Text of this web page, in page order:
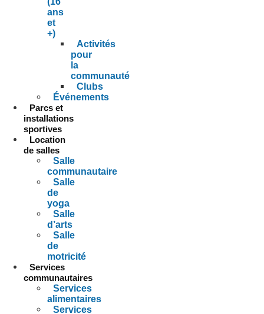
ans
et
+)
Activités
pour
la
communauté
Clubs
Événements
Parcs et
installations
sportives
Location
de salles
Salle
communautaire
Salle
de
yoga
Salle
d’arts
Salle
de
motricité
Services
communautaires
Services
alimentaires
Services